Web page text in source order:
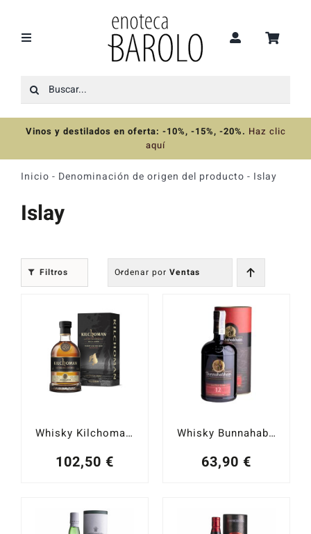
contenido
Toggle
Recomendaciones
Ofertas
Destilados
Catas y Actividades
Buscar:
Vinos y destilados en oferta: -10%, -15%, -20%. Haz clic
aquí
Inicio - Denominación de origen del producto - Islay
Islay
Filtros Ordenar por Ventas
Whisky Kilchoman Loch Gorm 2023 Edition Islay Single Malt 46%
102,50 €
Whisky Bunnahabhain 12 YO Islay Single Malt 46,3%
63,90 €